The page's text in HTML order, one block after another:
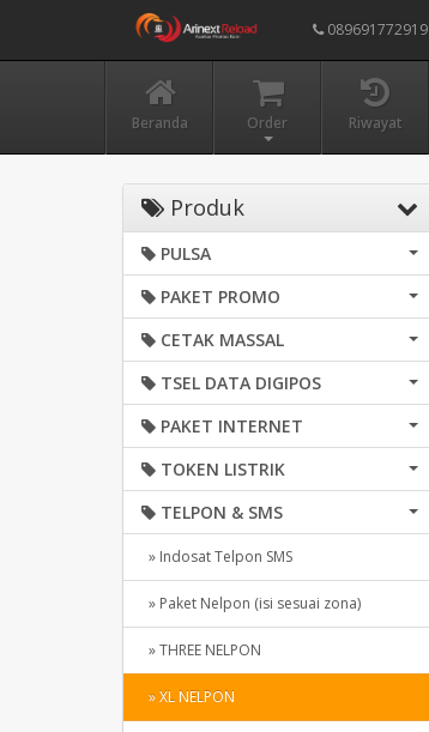
089691772919
Beranda Order Riwayat
Produk
PULSA
PAKET PROMO
CETAK MASSAL
TSEL DATA DIGIPOS
PAKET INTERNET
TOKEN LISTRIK
TELPON & SMS
» Indosat Telpon SMS
» Paket Nelpon (isi sesuai zona)
» THREE NELPON
» XL NELPON